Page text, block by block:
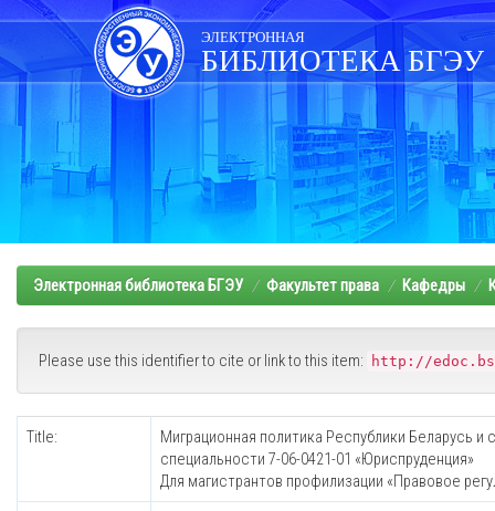
Skip
navigation
ЭЛЕКТРОННАЯ
БИБЛИОТЕКА БГЭУ
Электронная библиотека БГЭУ Факультет права Кафедры
Please use this identifier to cite or link to this item: http://
Title:
Миграционная политика Республики Беларусь
специальности 7-06-0421-01 «Юриспруденция»
Для магистрантов профилизации «Правовое